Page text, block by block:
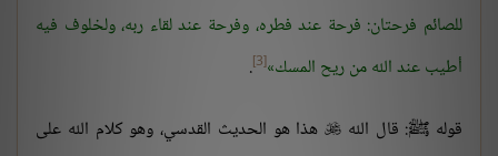
للصائم فرحتان: فرحة عند فطره، وفرحة عند لقاء ربه، ولخلوف فيه
أطيب عند الله من ريح المسك [3]
.
قوله ﷺ: قال الله  هذا هو الحديث القدسي، وهو كلام الله على